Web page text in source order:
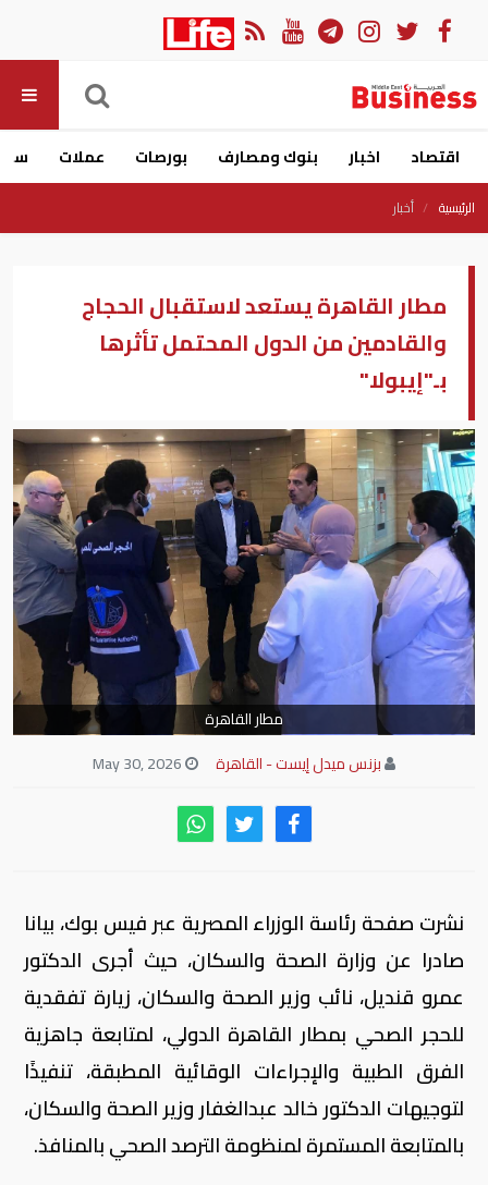
اقتصاد اخبار بنوك ومصارف بورصات عملات
الرئيسية أخبار
مطار القاهرة يستعد لاستقبال الحجاج
والقادمين من الدول المحتمل تأثرها
بـ"إيبولا"
مطار القاهرة
بزنس ميدل إيست - القاهرة
نشرت صفحة رئاسة الوزراء المصرية عبر فيس بوك، بيانا
صادرا عن وزارة الصحة والسكان، حيث أجرى الدكتور
عمرو قنديل، نائب وزير الصحة والسكان، زيارة تفقدية
للحجر الصحي بمطار القاهرة الدولي، لمتابعة جاهزية
الفرق الطبية والإجراءات الوقائية المطبقة، تنفيذًا
لتوجيهات الدكتور خالد عبدالغفار وزير الصحة والسكان،
بالمتابعة المستمرة لمنظومة الترصد الصحي بالمنافذ.